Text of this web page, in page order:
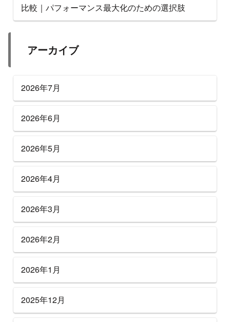
比較｜パフォーマンス最大化のための選択肢
アーカイブ
2026年7月
2026年6月
2026年5月
2026年4月
2026年3月
2026年2月
2026年1月
2025年12月